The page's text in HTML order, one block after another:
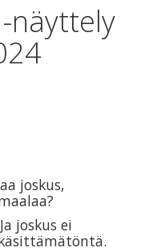
näyttely
joskus,
joskus ei